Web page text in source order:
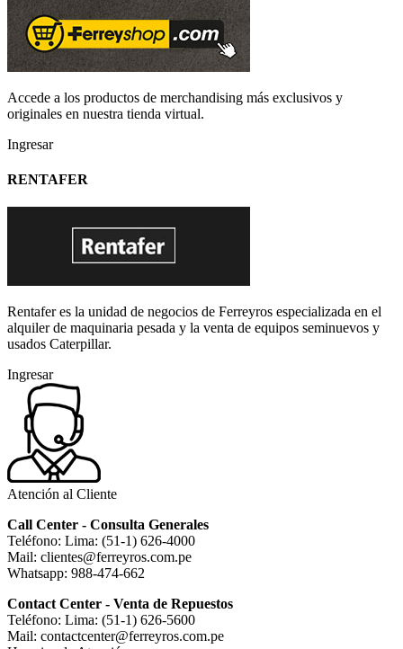
Accede a los productos de merchandising más exclusivos y
originales en nuestra tienda virtual.
Ingresar
RENTAFER
Rentafer es la unidad de negocios de Ferreyros especializada en el
alquiler de maquinaria pesada y la venta de equipos seminuevos y
usados Caterpillar.
Ingresar
Atención al Cliente
Call Center - Consulta Generales
Teléfono: Lima: (51-1) 626-4000
Mail: clientes@ferreyros.com.pe
Whatsapp: 988-474-662
Contact Center - Venta de Repuestos
Teléfono: Lima: (51-1) 626-5600
Mail: contactcenter@ferreyros.com.pe